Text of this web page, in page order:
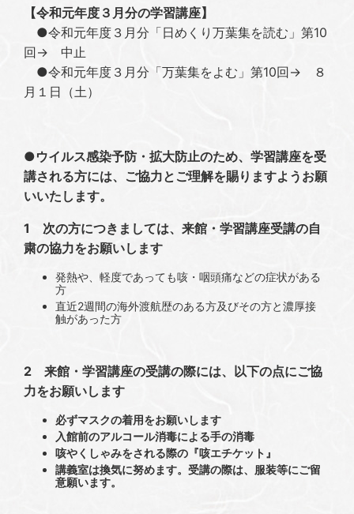
【令和元年度３月分の学習講座】
●令和元年度３月分「日めくり万葉集を読む」第10
回→ 中止
●令和元年度３月分「万葉集をよむ」第10回→ ８
月１日（土）
●ウイルス感染予防・拡大防止のため、学習講座を受
講される方には、ご協力とご理解を賜りますようお願
いいたします。
1 次の方につきましては、来館・学習講座受講の自
粛の協力をお願いします
発熱や、軽度であっても咳・咽頭痛などの症状がある
方
直近2週間の海外渡航歴のある方及びその方と濃厚接
触があった方
2 来館・学習講座の受講の際には、以下の点にご協
力をお願いします
必ずマスクの着用をお願いします
入館前のアルコール消毒による手の消毒
咳やくしゃみをされる際の『咳エチケット』
講義室は換気に努めます。受講の際は、服装等にご留
意願います。